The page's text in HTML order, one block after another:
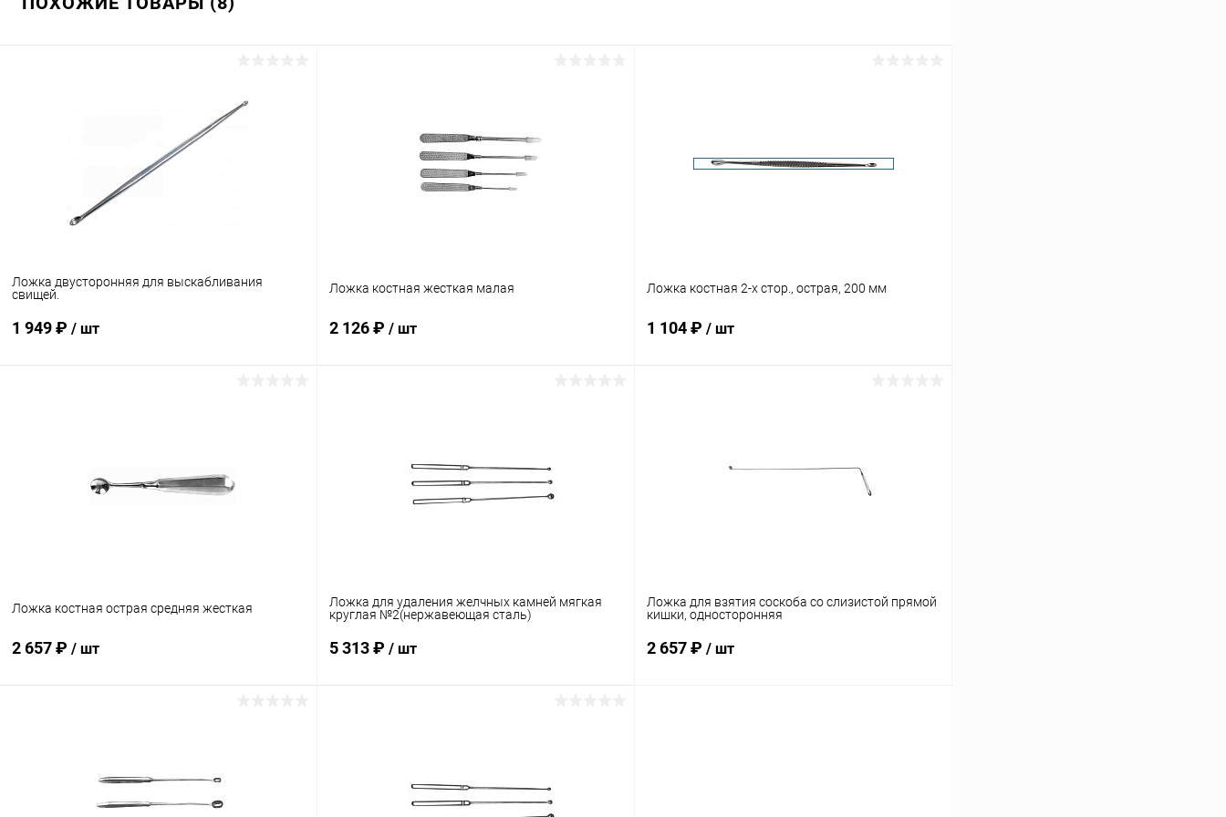
Ложка двусторонняя для выскабливания
свищей.
1 949 ₽ / шт
В избранное Под заказ
Ложка костная жесткая малая
2 126 ₽ / шт
В избранное Под заказ
Ложка костная 2-х стор., острая, 200 мм
1 104 ₽ / шт
Под заказ
Ложка костная острая средняя жесткая
2 657 ₽ / шт
В избранное Под заказ
Ложка для удаления желчных камней мягкая
круглая №2(нержавеющая сталь)
5 313 ₽ / шт
В избранное Под заказ
Ложка для взятия соскоба со слизистой прямой
кишки, односторонняя
2 657 ₽ / шт